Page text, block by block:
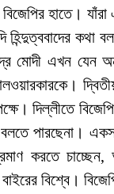
বিজেপির হাতে।
হিন্দুত্ববাদের
মোদী এখন যেন
দিল্লীতে
পারছেনা।
করতে
বিশ্বে।